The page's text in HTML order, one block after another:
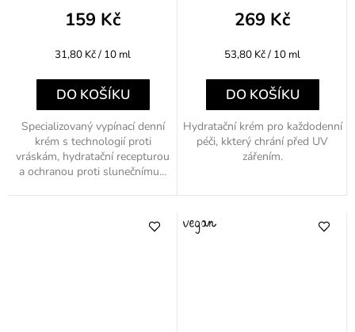
159 Kč
Měrná
31,80 Kč / 10 ml
DO KOŠÍKU
Specializovaný vypínací denní
krém s technologií proti
vráskám, hydratační recepturou
a ochranou proti slunečnímu...
269 Kč
Měrná
53,80 Kč / 10 ml
DO KOŠÍKU
Hydratační krém pro každodenní
péči, kkterý chrání před UV
zářením.